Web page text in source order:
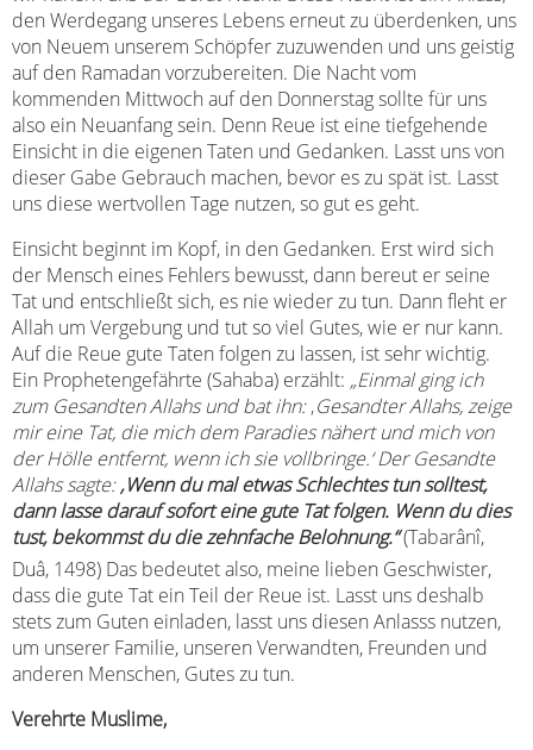
den Werdegang unseres Lebens erneut zu überdenken, uns
von Neuem unserem Schöpfer zuzuwenden und uns geistig
auf den Ramadan vorzubereiten. Die Nacht vom
kommenden Mittwoch auf den Donnerstag sollte für uns
also ein Neuanfang sein. Denn Reue ist eine tiefgehende
Einsicht in die eigenen Taten und Gedanken. Lasst uns von
dieser Gabe Gebrauch machen, bevor es zu spät ist. Lasst
uns diese wertvollen Tage nutzen, so gut es geht.
Einsicht beginnt im Kopf, in den Gedanken. Erst wird sich
der Mensch eines Fehlers bewusst, dann bereut er seine
Tat und entschließt sich, es nie wieder zu tun. Dann fleht er
Allah um Vergebung und tut so viel Gutes, wie er nur kann.
Auf die Reue gute Taten folgen zu lassen, ist sehr wichtig.
Ein Prophetengefährte (Sahaba) erzählt: „Einmal ging ich
zum Gesandten Allahs und bat ihn:‚Gesandter Allahs, zeige
mir eine Tat, die mich dem Paradies nähert und mich von
der Hölle entfernt, wenn ich sie vollbringe.‘ Der Gesandte
Allahs sagte:‚Wenn du mal etwas Schlechtes tun solltest,
dann lasse darauf sofort eine gute Tat folgen. Wenn du dies
tust, bekommst du die zehnfache Belohnung.“(Tabarânî,
Duâ, 1498) Das bedeutet also, meine lieben Geschwister,
dass die gute Tat ein Teil der Reue ist. Lasst uns deshalb
stets zum Guten einladen, lasst uns diesen Anlasss nutzen,
um unserer Familie, unseren Verwandten, Freunden und
anderen Menschen, Gutes zu tun.
Verehrte Muslime,